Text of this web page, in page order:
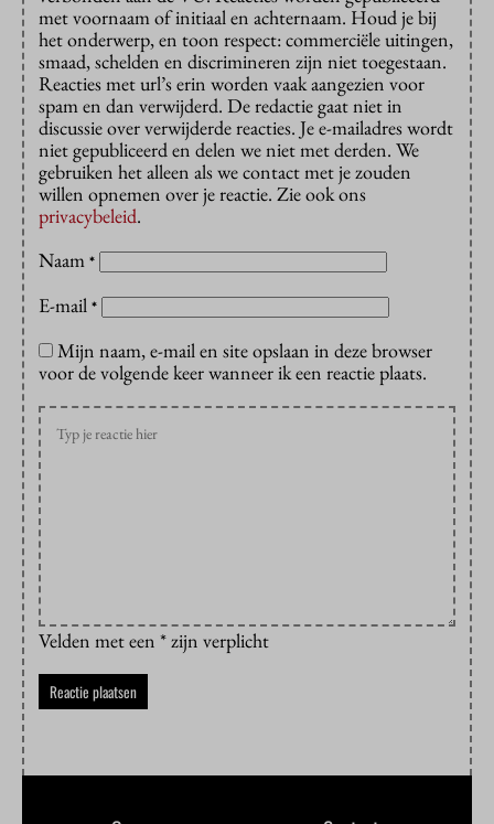
met voornaam of initiaal en achternaam. Houd je bij
het onderwerp, en toon respect: commerciële uitingen,
smaad, schelden en discrimineren zijn niet toegestaan.
Reacties met url’s erin worden vaak aangezien voor
spam en dan verwijderd. De redactie gaat niet in
discussie over verwijderde reacties. Je e-mailadres wordt
niet gepubliceerd en delen we niet met derden. We
gebruiken het alleen als we contact met je zouden
willen opnemen over je reactie. Zie ook ons
privacybeleid.
Naam *
E-mail *
Mijn naam, e-mail en site opslaan in deze browser
voor de volgende keer wanneer ik een reactie plaats.
Velden met een * zijn verplicht